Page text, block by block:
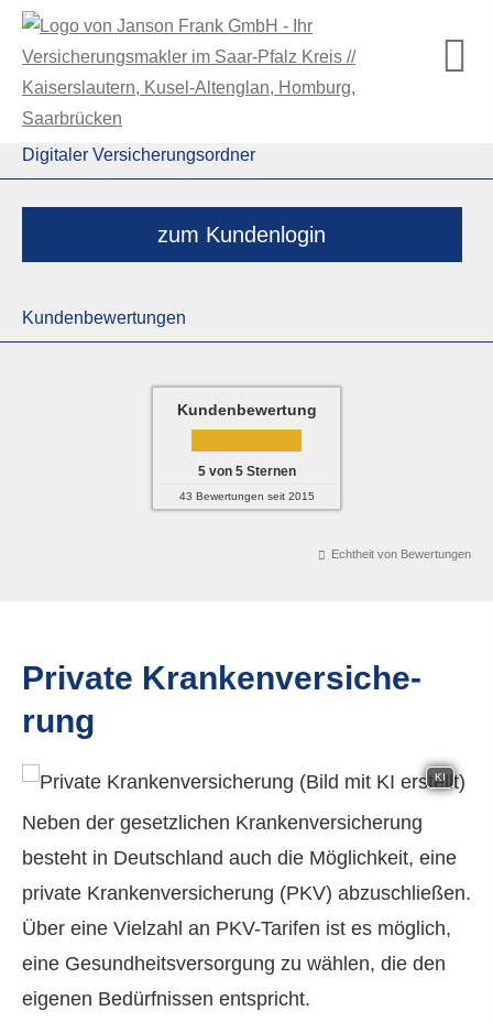
Digitaler Versicherungsordner
zum Kundenlogin
Kundenbewertungen
Kundenbewertung
5von 5Sternen
43 Bewertungen seit 2015
Echtheit von Bewertungen
Private Kranken­ver­si­che­
rung
KI
Neben der gesetzlichen Kranken­ver­si­che­rung
besteht in Deutschland auch die Möglichkeit, eine
private Kranken­ver­si­che­rung (PKV) abzuschließen.
Über eine Vielzahl an PKV-Tarifen ist es möglich,
eine Gesundheitsversorgung zu wählen, die den
eigenen Bedürfnissen entspricht.